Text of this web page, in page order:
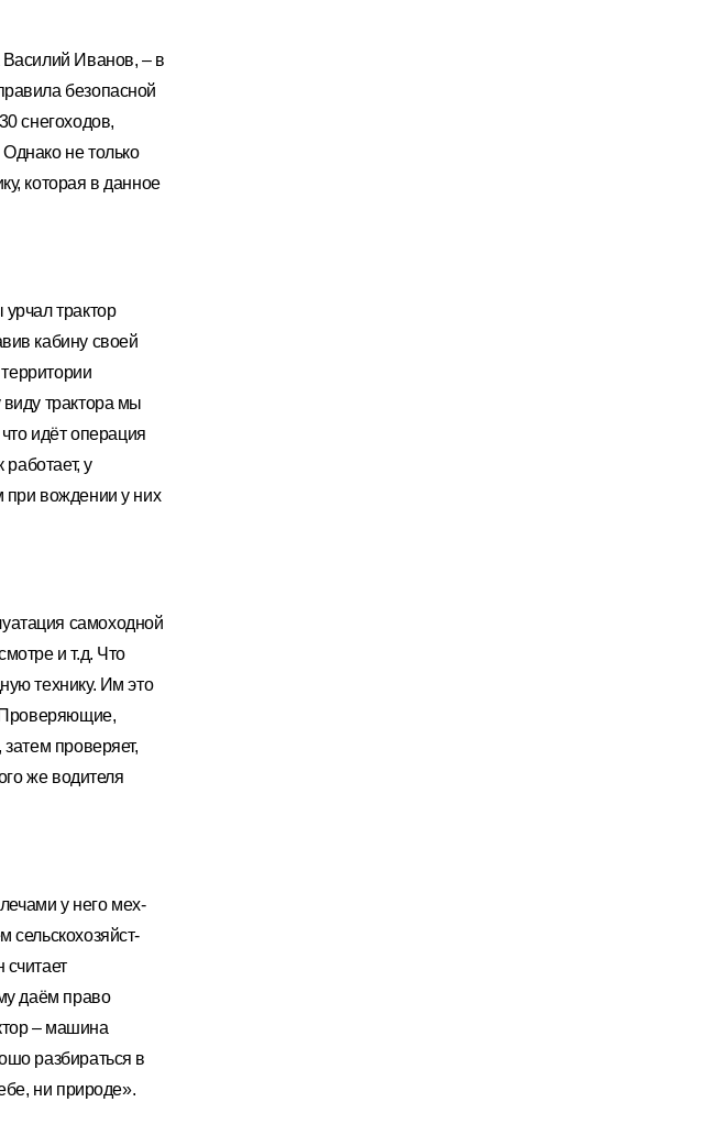
Василий Иванов, – в
безопасной
снегоходов,
не только
которая в данное
трактор
кабину своей
трактора мы
идёт операция
у
при вождении у них
самоходной
и т.д. Что
технику. Им это
Проверяющие,
проверяет,
же водителя
у него мех-
сельскохозяйст-
даём право
– машина
разбираться в
ни природе».